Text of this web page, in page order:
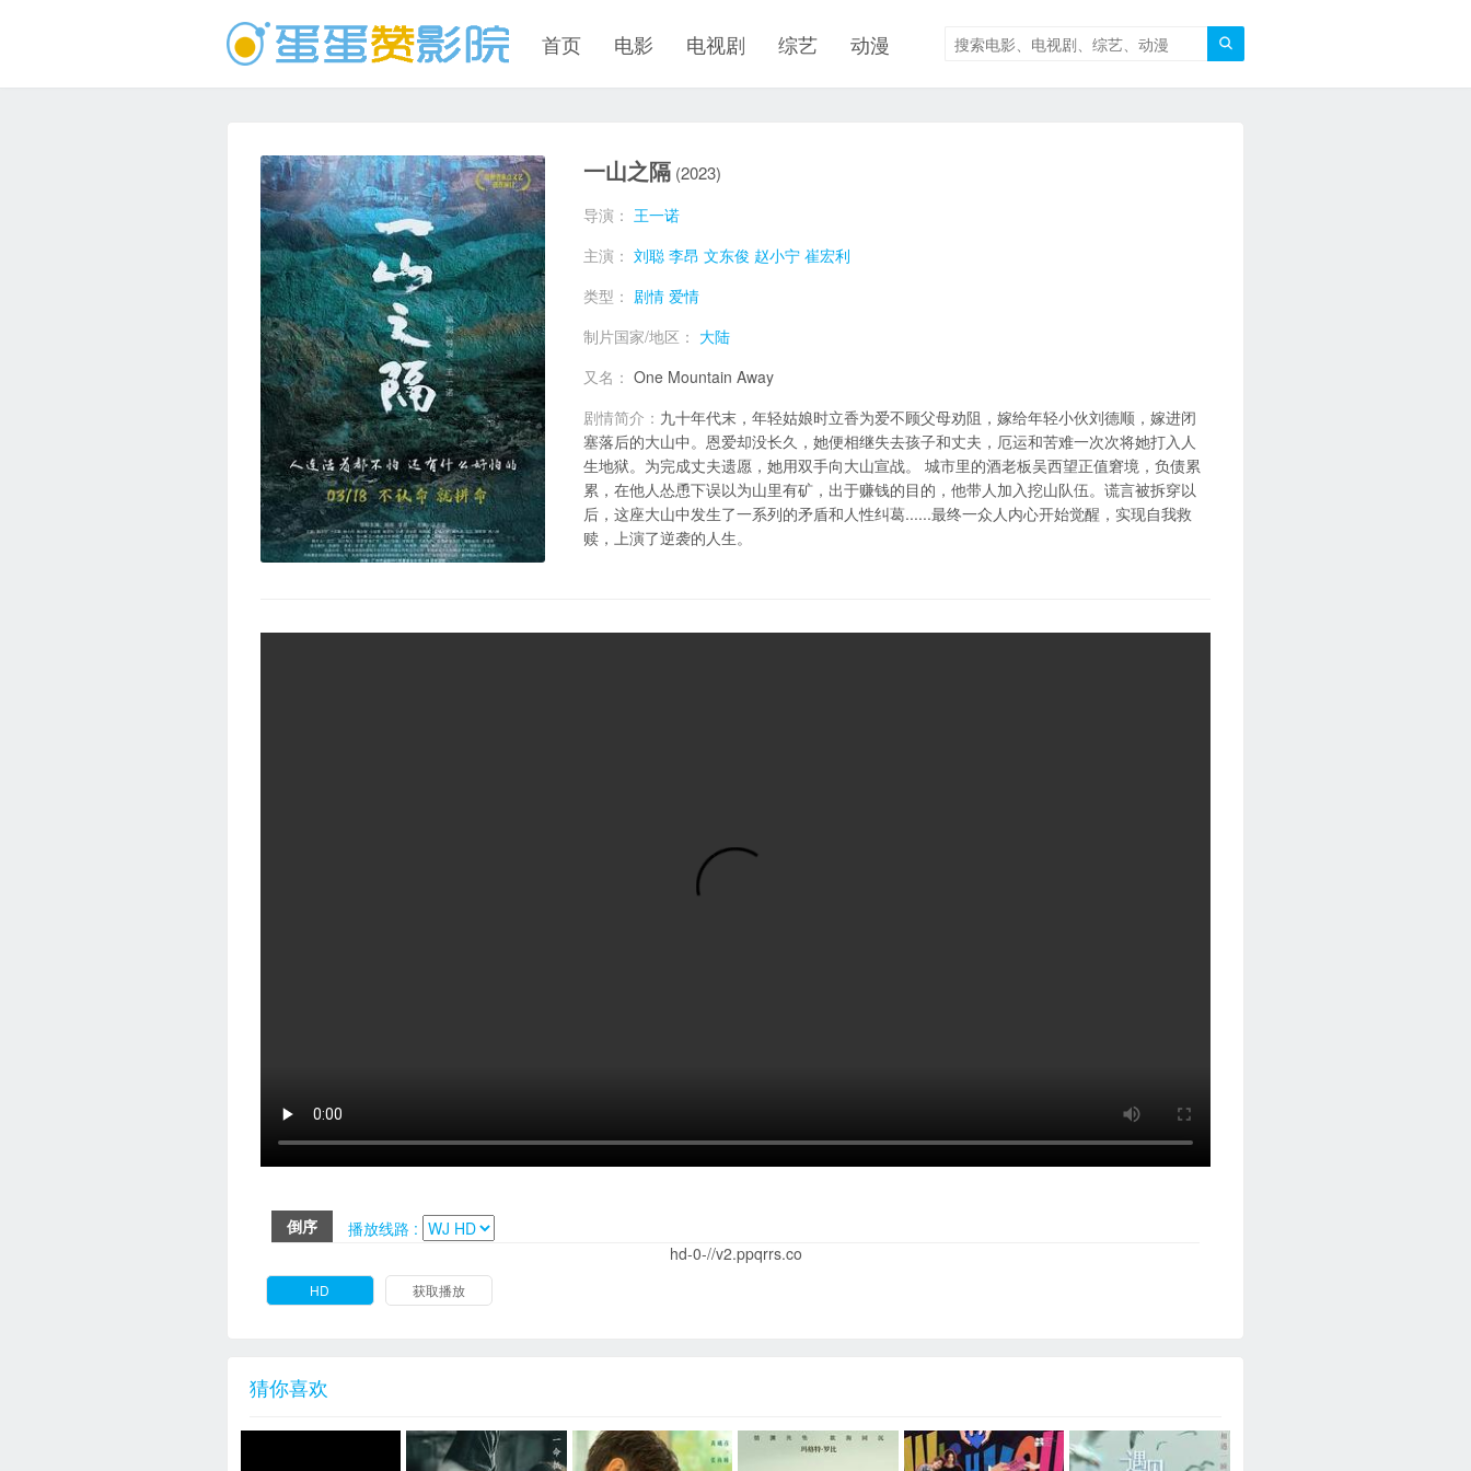

首页 电影 电视剧 综艺 动漫
一山之隔 (2023)
导演： 王一诺
主演： 刘聪 李昂 文东俊 赵小宁 崔宏利
类型： 剧情 爱情
制片国家/地区： 大陆
又名： One Mountain Away
剧情简介： 九十年代末，年轻姑娘时立香为爱不顾父母劝阻，嫁给年轻小伙刘德顺，嫁进闭
塞落后的大山中。恩爱却没长久，她便相继失去孩子和丈夫，厄运和苦难一次次将她打入人
生地狱。为完成丈夫遗愿，她用双手向大山宣战。 城市里的酒老板吴西望正值窘境，负债累
累，在他人怂恿下误以为山里有矿，出于赚钱的目的，他带人加入挖山队伍。谎言被拆穿以
后，这座大山中发生了一系列的矛盾和人性纠葛......最终一众人内心开始觉醒，实现自我救
赎，上演了逆袭的人生。
倒序
播放线路 :
hd-0-//v2.ppqrrs.co
HD 获取播放
猜你喜欢